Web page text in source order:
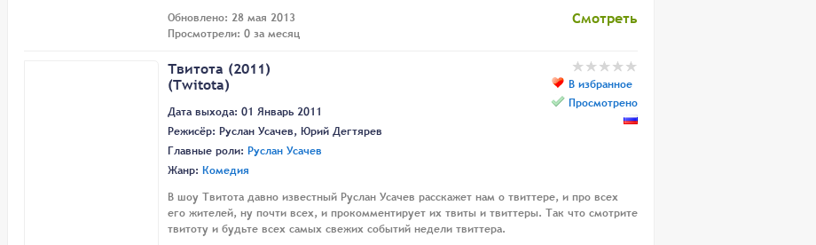
Обновлено: 28 мая 2013
Просмотрели: 0 за месяц
Смотреть
В избранное
Просмотрено
Твитота (2011)
(Twitota)
Дата выхода: 01 Январь 2011
Режисёр: Руслан Усачев, Юрий Дегтярев
Главные роли: Руслан Усачев
Жанр: Комедия
В шоу Твитота давно известный Руслан Усачев расскажет нам о твиттере, и про всех
его жителей, ну почти всех, и прокомментирует их твиты и твиттеры. Так что смотрите
твитоту и будьте всех самых свежих событий недели твиттера.